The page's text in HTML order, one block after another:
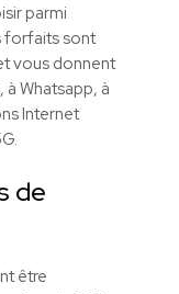
parmi
forfaits sont
vous donnent
Whatsapp, à
Internet
de
être